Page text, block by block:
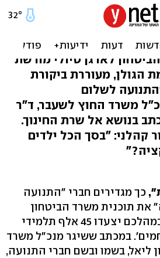
תלמידים
לארגן טיולי מורשת
הגולן, מעוררת ביקורת
לשלום
משרד החוץ לשעבר, ד"ר
בנושא אל שרת החינוך.
קהלני: "בסך הכל ילדים
כך מגדירים חברי "התנועה
את תוכנית משרד הביטחון
לקיים טיולים בגולן, במהלכם יצעדו 45 אלף תלמידי
במכתב ששיגר מנכ"ל משרד
ליאל, בשמו ובשם חברי התנועה,